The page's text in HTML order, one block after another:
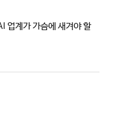
업계가 가슴에 새겨야 할